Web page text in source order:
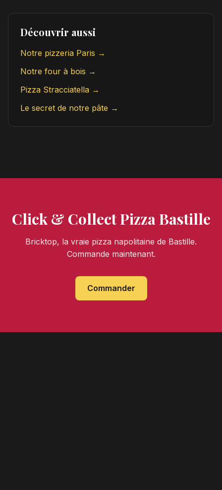
Découvrir aussi
Notre pizzeria Paris →
Notre four à bois →
Pizza Stracciatella →
Le secret de notre pâte →
Click & Collect Pizza Bastille
Bricktop, la vraie pizza napolitaine de Bastille.
Commande maintenant.
Commander